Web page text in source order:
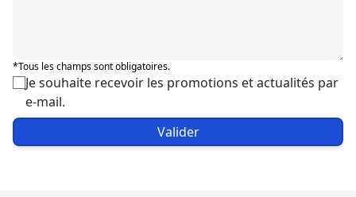
*Tous les champs sont obligatoires.
Je souhaite recevoir les promotions et actualités par
e-mail.
Valider